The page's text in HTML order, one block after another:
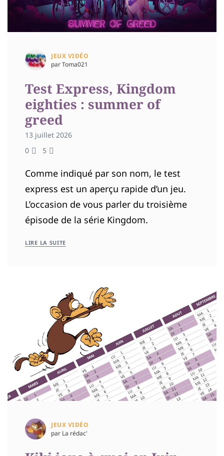
JEUX VIDÉO
par Toma021
Test Express, Kingdom
eighties : summer of
greed
13 juillet 2026
0
5
Comme indiqué par son nom, le test
express est un aperçu rapide d’un jeu.
L’occasion de vous parler du troisième
épisode de la série Kingdom.
LIRE LA SUITE
JEUX VIDÉO
par La rédac'